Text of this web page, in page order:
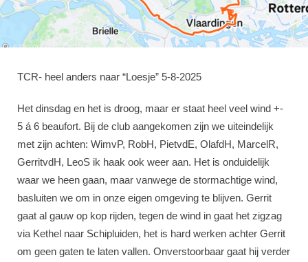
TCR- heel anders naar “Loesje” 5-8-2025
Het dinsdag en het is droog, maar er staat heel veel wind +-
5 á 6 beaufort. Bij de club aangekomen zijn we uiteindelijk
met zijn achten: WimvP, RobH, PietvdE, OlafdH, MarcelR,
GerritvdH, LeoS ik haak ook weer aan. Het is onduidelijk
waar we heen gaan, maar vanwege de stormachtige wind,
basluiten we om in onze eigen omgeving te blijven. Gerrit
gaat al gauw op kop rijden, tegen de wind in gaat het zigzag
via Kethel naar Schipluiden, het is hard werken achter Gerrit
om geen gaten te laten vallen. Onverstoorbaar gaat hij verder